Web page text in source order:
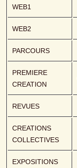
WEB1
WEB2
PARCOURS
PREMIERE
CREATION
REVUES
CREATIONS
COLLECTIVES
EXPOSITIONS